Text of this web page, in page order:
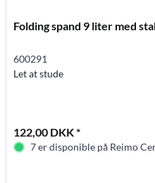
Folding spand 9 liter med
600291
Let at stude
122,00 DKK *
7 er disponible på Reimo